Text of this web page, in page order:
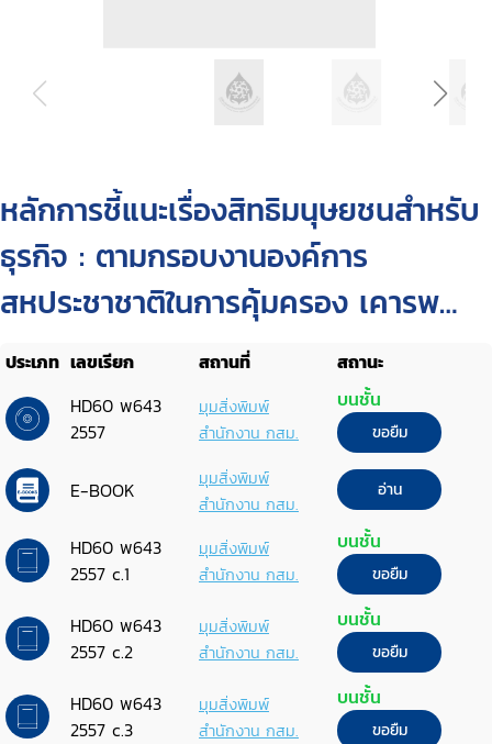
หลักการชี้แนะเรื่องสิทธิมนุษยชนสำหรับ
ธุรกิจ : ตามกรอบงานองค์การ
สหประชาชาติในการคุ้มครอง เคารพ
และเยียวยา
ประเภท เลขเรียก สถานที่
สถานะ
HD60 พ643
2557
มุมสิ่งพิมพ์
สำนักงาน กสม.
บนชั้น
ขอยืม
E-BOOK
มุมสิ่งพิมพ์
สำนักงาน กสม.
อ่าน
HD60 พ643
2557 c.1
มุมสิ่งพิมพ์
สำนักงาน กสม.
บนชั้น
ขอยืม
HD60 พ643
2557 c.2
มุมสิ่งพิมพ์
สำนักงาน กสม.
บนชั้น
ขอยืม
HD60 พ643
2557 c.3
มุมสิ่งพิมพ์
สำนักงาน กสม.
บนชั้น
ขอยืม